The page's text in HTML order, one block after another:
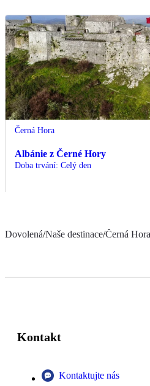
Černá Hora
Albánie z Černé Hory
Doba trvání: Celý den
Dovolená/Naše destinace/Černá Hora
Kontakt
Kontaktujte nás